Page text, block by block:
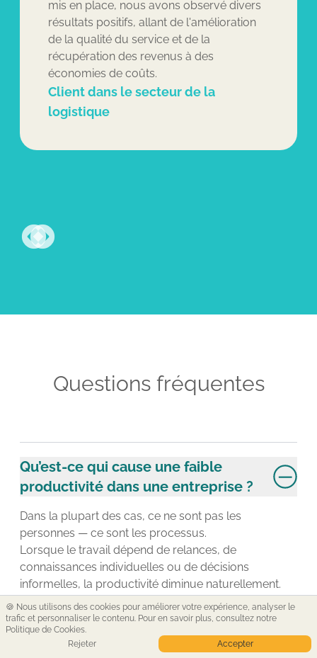
mis en place, nous avons observé divers
résultats positifs, allant de l'amélioration
de la qualité du service et de la
récupération des revenus à des
économies de coûts.
Client dans le secteur de la
logistique
Questions fréquentes
Qu’est-ce qui cause une faible
productivité dans une entreprise ?
Dans la plupart des cas, ce ne sont pas les
personnes — ce sont les processus.
Lorsque le travail dépend de relances, de
connaissances individuelles ou de décisions
informelles, la productivité diminue naturellement.
Comment organiser mes processus
métier ?
🍪 Nous utilisons des cookies pour améliorer votre expérience, analyser le
trafic et personnaliser le contenu. Pour en savoir plus, consultez notre
Politique de Cookies.
Rejeter
Accepter